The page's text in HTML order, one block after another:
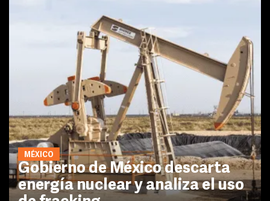
MÉXICO
Gobierno de México descarta
energía nuclear y analiza el uso